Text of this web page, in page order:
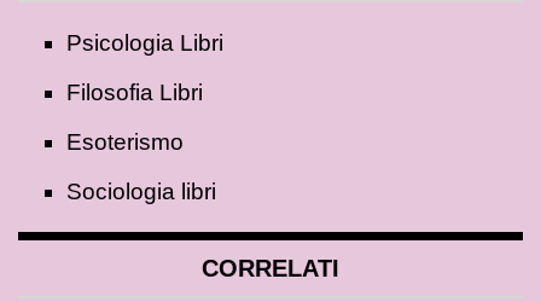
Psicologia Libri
Filosofia Libri
Esoterismo
Sociologia libri
CORRELATI